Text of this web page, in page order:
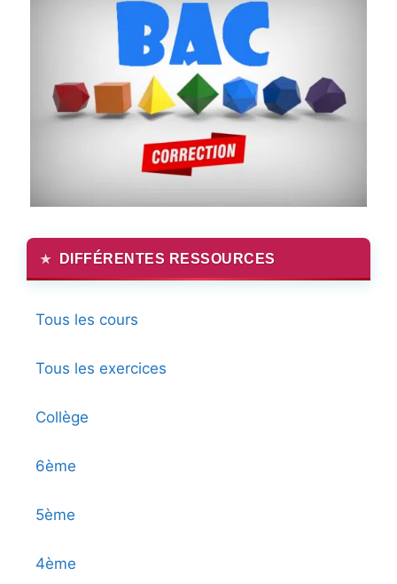
DIFFÉRENTES RESSOURCES
Tous les cours
Tous les exercices
Collège
6ème
5ème
4ème